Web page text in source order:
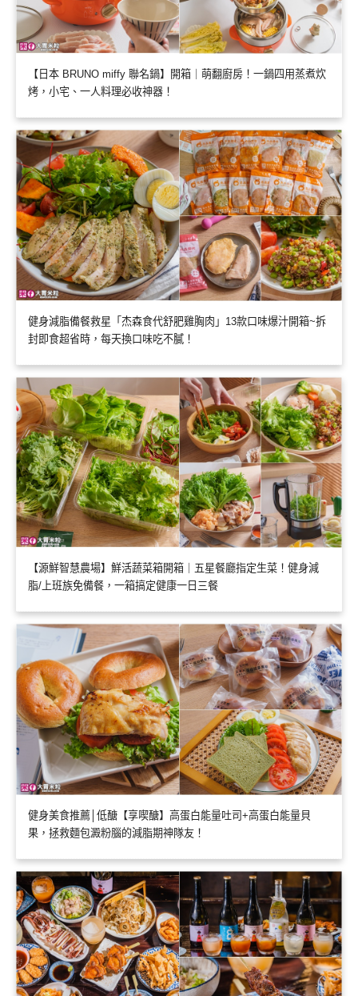
【日本 BRUNO miffy 聯名鍋】開箱｜萌翻廚房！一鍋四用蒸煮炊
烤，小宅、一人料理必收神器！
健身減脂備餐救星「杰森食代舒肥雞胸肉」13款口味爆汁開箱~拆
封即食超省時，每天換口味吃不膩！
【源鮮智慧農場】鮮活蔬菜箱開箱｜五星餐廳指定生菜！健身減
脂/上班族免備餐，一箱搞定健康一日三餐
健身美食推薦│低醣【享喫醣】高蛋白能量吐司+高蛋白能量貝
果，拯救麵包澱粉腦的減脂期神隊友！